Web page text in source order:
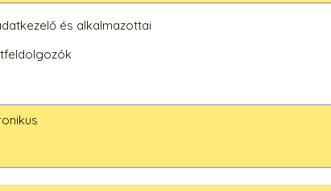
és alkalmazottai